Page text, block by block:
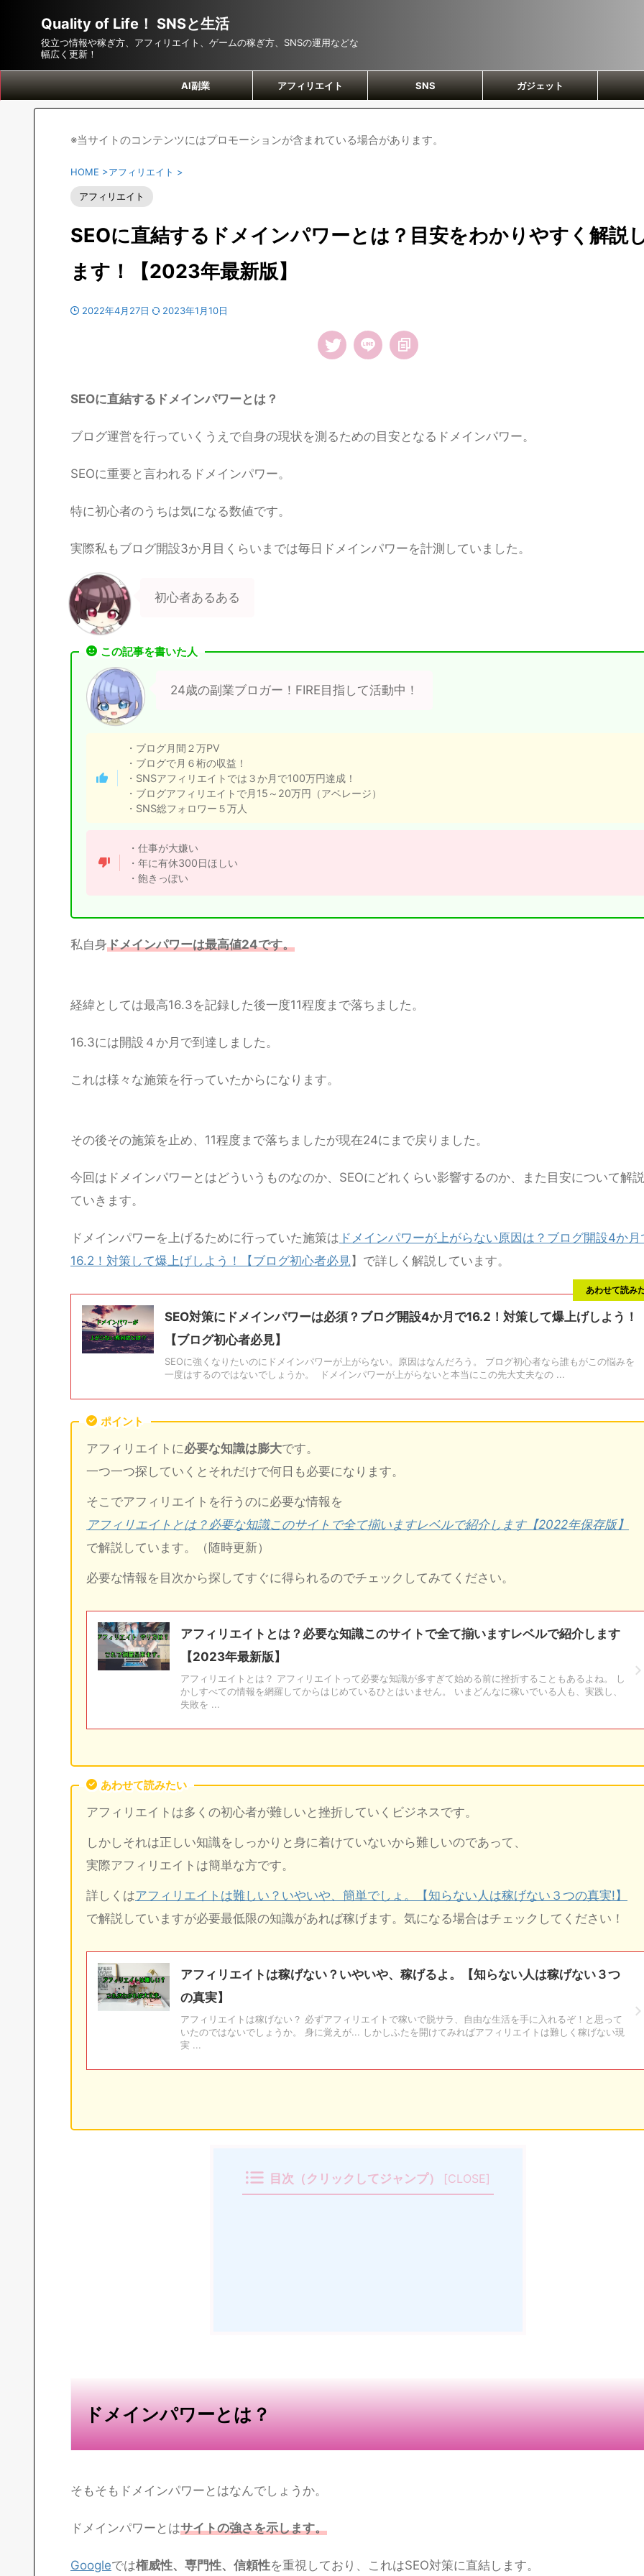
Quality of Life！ SNSと生活
役立つ情報や稼ぎ方、アフィリエイト、ゲームの稼ぎ方、SNSの運用などな
幅広く更新！
AI副業 アフィリエイト SNS ガジェット
※当サイトのコンテンツにはプロモーションが含まれている場合があります。
HOME >アフィリエイト >
アフィリエイト
SEOに直結するドメインパワーとは？目安をわかりやすく解説
ます！【2023年最新版】
2022年4月27日 2023年1月10日
SEOに直結するドメインパワーとは？
ブログ運営を行っていくうえで自身の現状を測るための目安となるドメインパワー。
SEOに重要と言われるドメインパワー。
特に初心者のうちは気になる数値です。
実際私もブログ開設3か月目くらいまでは毎日ドメインパワーを計測していました。
初心者あるある
この記事を書いた人
24歳の副業ブロガー！FIRE目指して活動中！
・ブログ月間２万PV
・ブログで月６桁の収益！
・SNSアフィリエイトでは３か月で100万円達成！
・ブログアフィリエイトで月15～20万円（アベレージ）
・SNS総フォロワー５万人
・仕事が大嫌い
・年に有休300日ほしい
・飽きっぽい
私自身ドメインパワーは最高値24です。
経緯としては最高16.3を記録した後一度11程度まで落ちました。
16.3には開設４か月で到達しました。
これは様々な施策を行っていたからになります。
その後その施策を止め、11程度まで落ちましたが現在24にまで戻りました。
今回はドメインパワーとはどういうものなのか、SEOにどれくらい影響するのか、また目安について解
ていきます。
ドメインパワーを上げるために行っていた施策は ドメインパワーが上がらない原因は？ブログ開設4か月
16.2！対策して爆上げしよう！【ブログ初心者必見 】で詳しく解説しています。
SEO対策にドメインパワーは必須？ブログ開設4か月で16.2！対策して爆上げしよう！
【ブログ初心者必見】
SEOに強くなりたいのにドメインパワーが上がらない。原因はなんだろう。 ブログ初心者なら誰もがこの悩みを
一度はするのではないでしょうか。 ドメインパワーが上がらないと本当にこの先大丈夫なの ...
あわせて読み
ポイント
アフィリエイトに必要な知識は膨大です。
一つ一つ探していくとそれだけで何日も必要になります。
そこでアフィリエイトを行うのに必要な情報を
アフィリエイトとは？必要な知識このサイトで全て揃いますレベルで紹介します【2022年保存版】
で解説しています。（随時更新）
必要な情報を目次から探してすぐに得られるのでチェックしてみてください。
アフィリエイトとは？必要な知識このサイトで全て揃いますレベルで紹介します
【2023年最新版】
アフィリエイトとは？ アフィリエイトって必要な知識が多すぎて始める前に挫折することもあるよね。 し
かしすべての情報を網羅してからはじめているひとはいません。 いまどんなに稼いでいる人も、実践し、
失敗を ...
あわせて読みたい
アフィリエイトは多くの初心者が難しいと挫折していくビジネスです。
しかしそれは正しい知識をしっかりと身に着けていないから難しいのであって、
実際アフィリエイトは簡単な方です。
詳しくはアフィリエイトは難しい？いやいや、簡単でしょ。【知らない人は稼げない３つの真実!】
で解説していますが必要最低限の知識があれば稼げます。気になる場合はチェックしてください！
アフィリエイトは稼げない？いやいや、稼げるよ。【知らない人は稼げない３つ
の真実】
アフィリエイトは稼げない？ 必ずアフィリエイトで稼いで脱サラ、自由な生活を手に入れるぞ！と思って
いたのではないでしょうか。 身に覚えが... しかしふたを開けてみればアフィリエイトは難しく稼げない現
実 ...
目次（クリックしてジャンプ） [CLOSE]